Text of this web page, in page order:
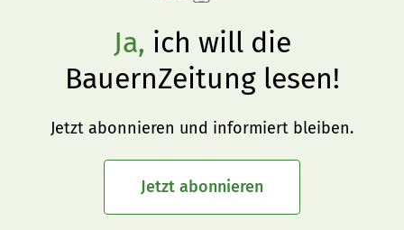
Ja, ich will die
BauernZeitung lesen!
Jetzt abonnieren und informiert bleiben.
Jetzt abonnieren